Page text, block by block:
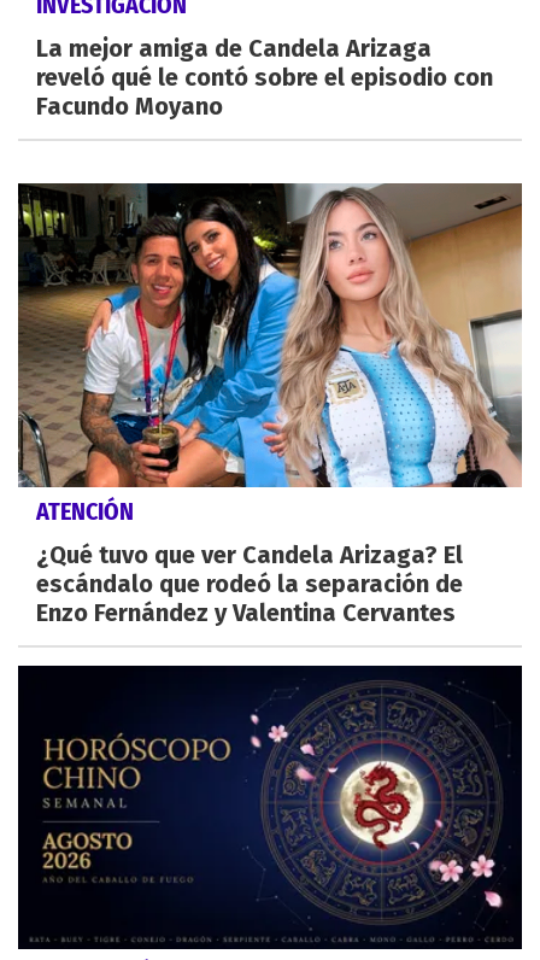
La mejor amiga de Candela Arizaga
reveló qué le contó sobre el episodio con
Facundo Moyano
ATENCIÓN
¿Qué tuvo que ver Candela Arizaga? El
escándalo que rodeó la separación de
Enzo Fernández y Valentina Cervantes